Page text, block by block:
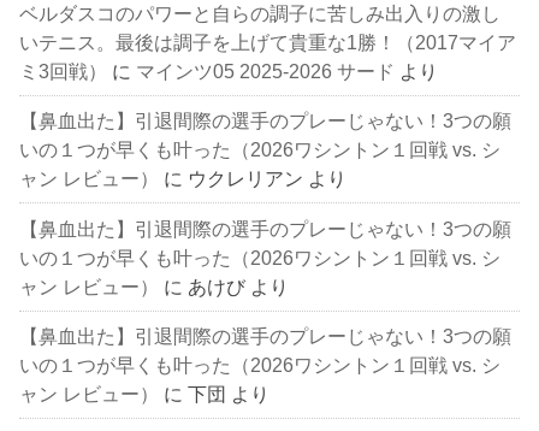
ベルダスコのパワーと自らの調子に苦しみ出入りの激し
いテニス。最後は調子を上げて貴重な1勝！（2017マイア
ミ3回戦）
に マインツ05 2025-2026 サード より
【鼻血出た】引退間際の選手のプレーじゃない！3つの願
いの１つが早くも叶った（2026ワシントン１回戦 vs. シ
ャン レビュー）
に ウクレリアン より
【鼻血出た】引退間際の選手のプレーじゃない！3つの願
いの１つが早くも叶った（2026ワシントン１回戦 vs. シ
ャン レビュー）
に あけび より
【鼻血出た】引退間際の選手のプレーじゃない！3つの願
いの１つが早くも叶った（2026ワシントン１回戦 vs. シ
ャン レビュー）
に下団 より